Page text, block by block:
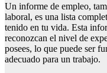
Un informe de empleo,
laboral, es una lista
tenido en tu vida. Esta
reconozcan el nivel de
posees, lo que puede ser
adecuado para un trabajo.